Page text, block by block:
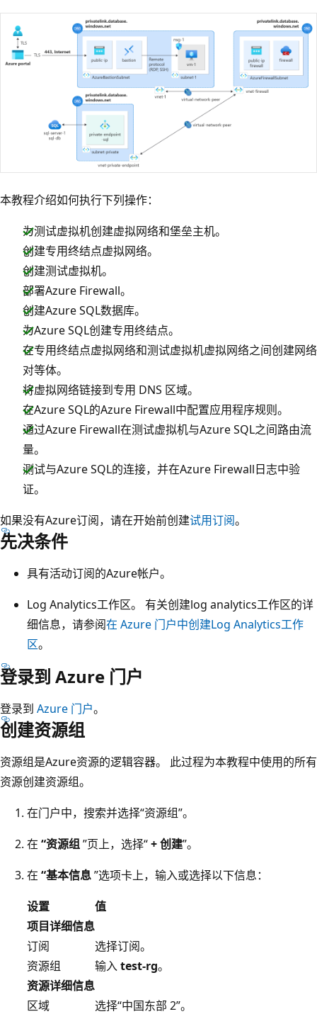
本教程介绍如何执行下列操作：
为测试虚拟机创建虚拟网络和堡垒主机。
创建专用终结点虚拟网络。
创建测试虚拟机。
部署Azure Firewall。
创建Azure SQL数据库。
为Azure SQL创建专用终结点。
在专用终结点虚拟网络和测试虚拟机虚拟网络之间创建网络
对等体。
将虚拟网络链接到专用 DNS 区域。
在Azure SQL的Azure Firewall中配置应用程序规则。
通过Azure Firewall在测试虚拟机与Azure SQL之间路由流
量。
测试与Azure SQL的连接，并在Azure Firewall日志中验
证。
如果没有Azure订阅，请在开始前创建试用订阅。
先决条件
具有活动订阅的Azure帐户。
Log Analytics工作区。 有关创建log analytics工作区的详
细信息，请参阅在 Azure 门户中创建Log Analytics工作
区。
登录到 Azure 门户
登录到 Azure 门户。
创建资源组
资源组是Azure资源的逻辑容器。 此过程为本教程中使用的所有
资源创建资源组。
在门户中，搜索并选择“资源组”。
在 “资源组”页上，选择“+ 创建”。
在 “基本信息”选项卡上，输入或选择以下信息：
设置
值
项目详细信息
订阅
选择订阅。
资源组
输入test-rg。
资源详细信息
区域
选择“中国东部 2”。